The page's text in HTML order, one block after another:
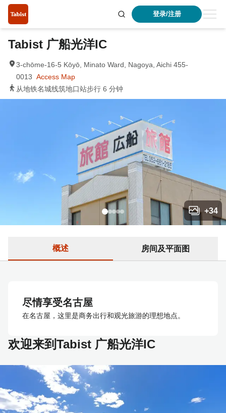
登录/注册
+34
Tabist 广船光洋IC
3-chōme-16-5 Kōyō, Minato Ward, Nagoya, Aichi 455-
0013 Access Map
从地铁名城线筑地口站步行 6 分钟
概述 房间及平面图
尽情享受名古屋
在名古屋，这里是商务出行和观光旅游的理想地点。
欢迎来到Tabist 广船光洋IC